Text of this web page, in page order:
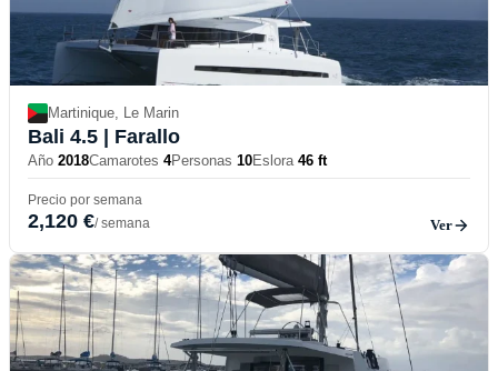
Martinique, Le Marin
Bali 4.5 | Farallo
Año 2018Camarotes 4Personas 10Eslora 46 ft
Precio por semana
2,120 €/ semana Ver